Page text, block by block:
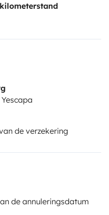
de verzekering
de annuleringsdatum